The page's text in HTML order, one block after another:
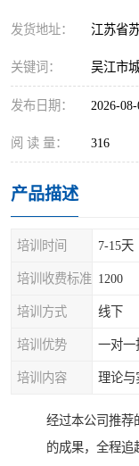
发货地址： 江苏省
关键词： 吴江市
发布日期： 2026-
阅 读 量： 316
产品描述
培训时间 7-15天
培训收费标准 1200
培训方式 线下
培训优势 一对一
培训内容 理论与
经过本公司推荐
的成果，全程追